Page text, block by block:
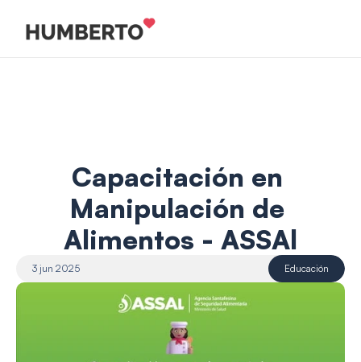
Capacitación en
Manipulación de
Alimentos - ASSAl
3 jun 2025 Educación